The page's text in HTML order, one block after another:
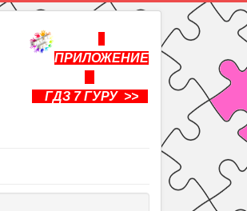
ПРИЛОЖЕНИЕ
ГДЗ 7 ГУРУ >>